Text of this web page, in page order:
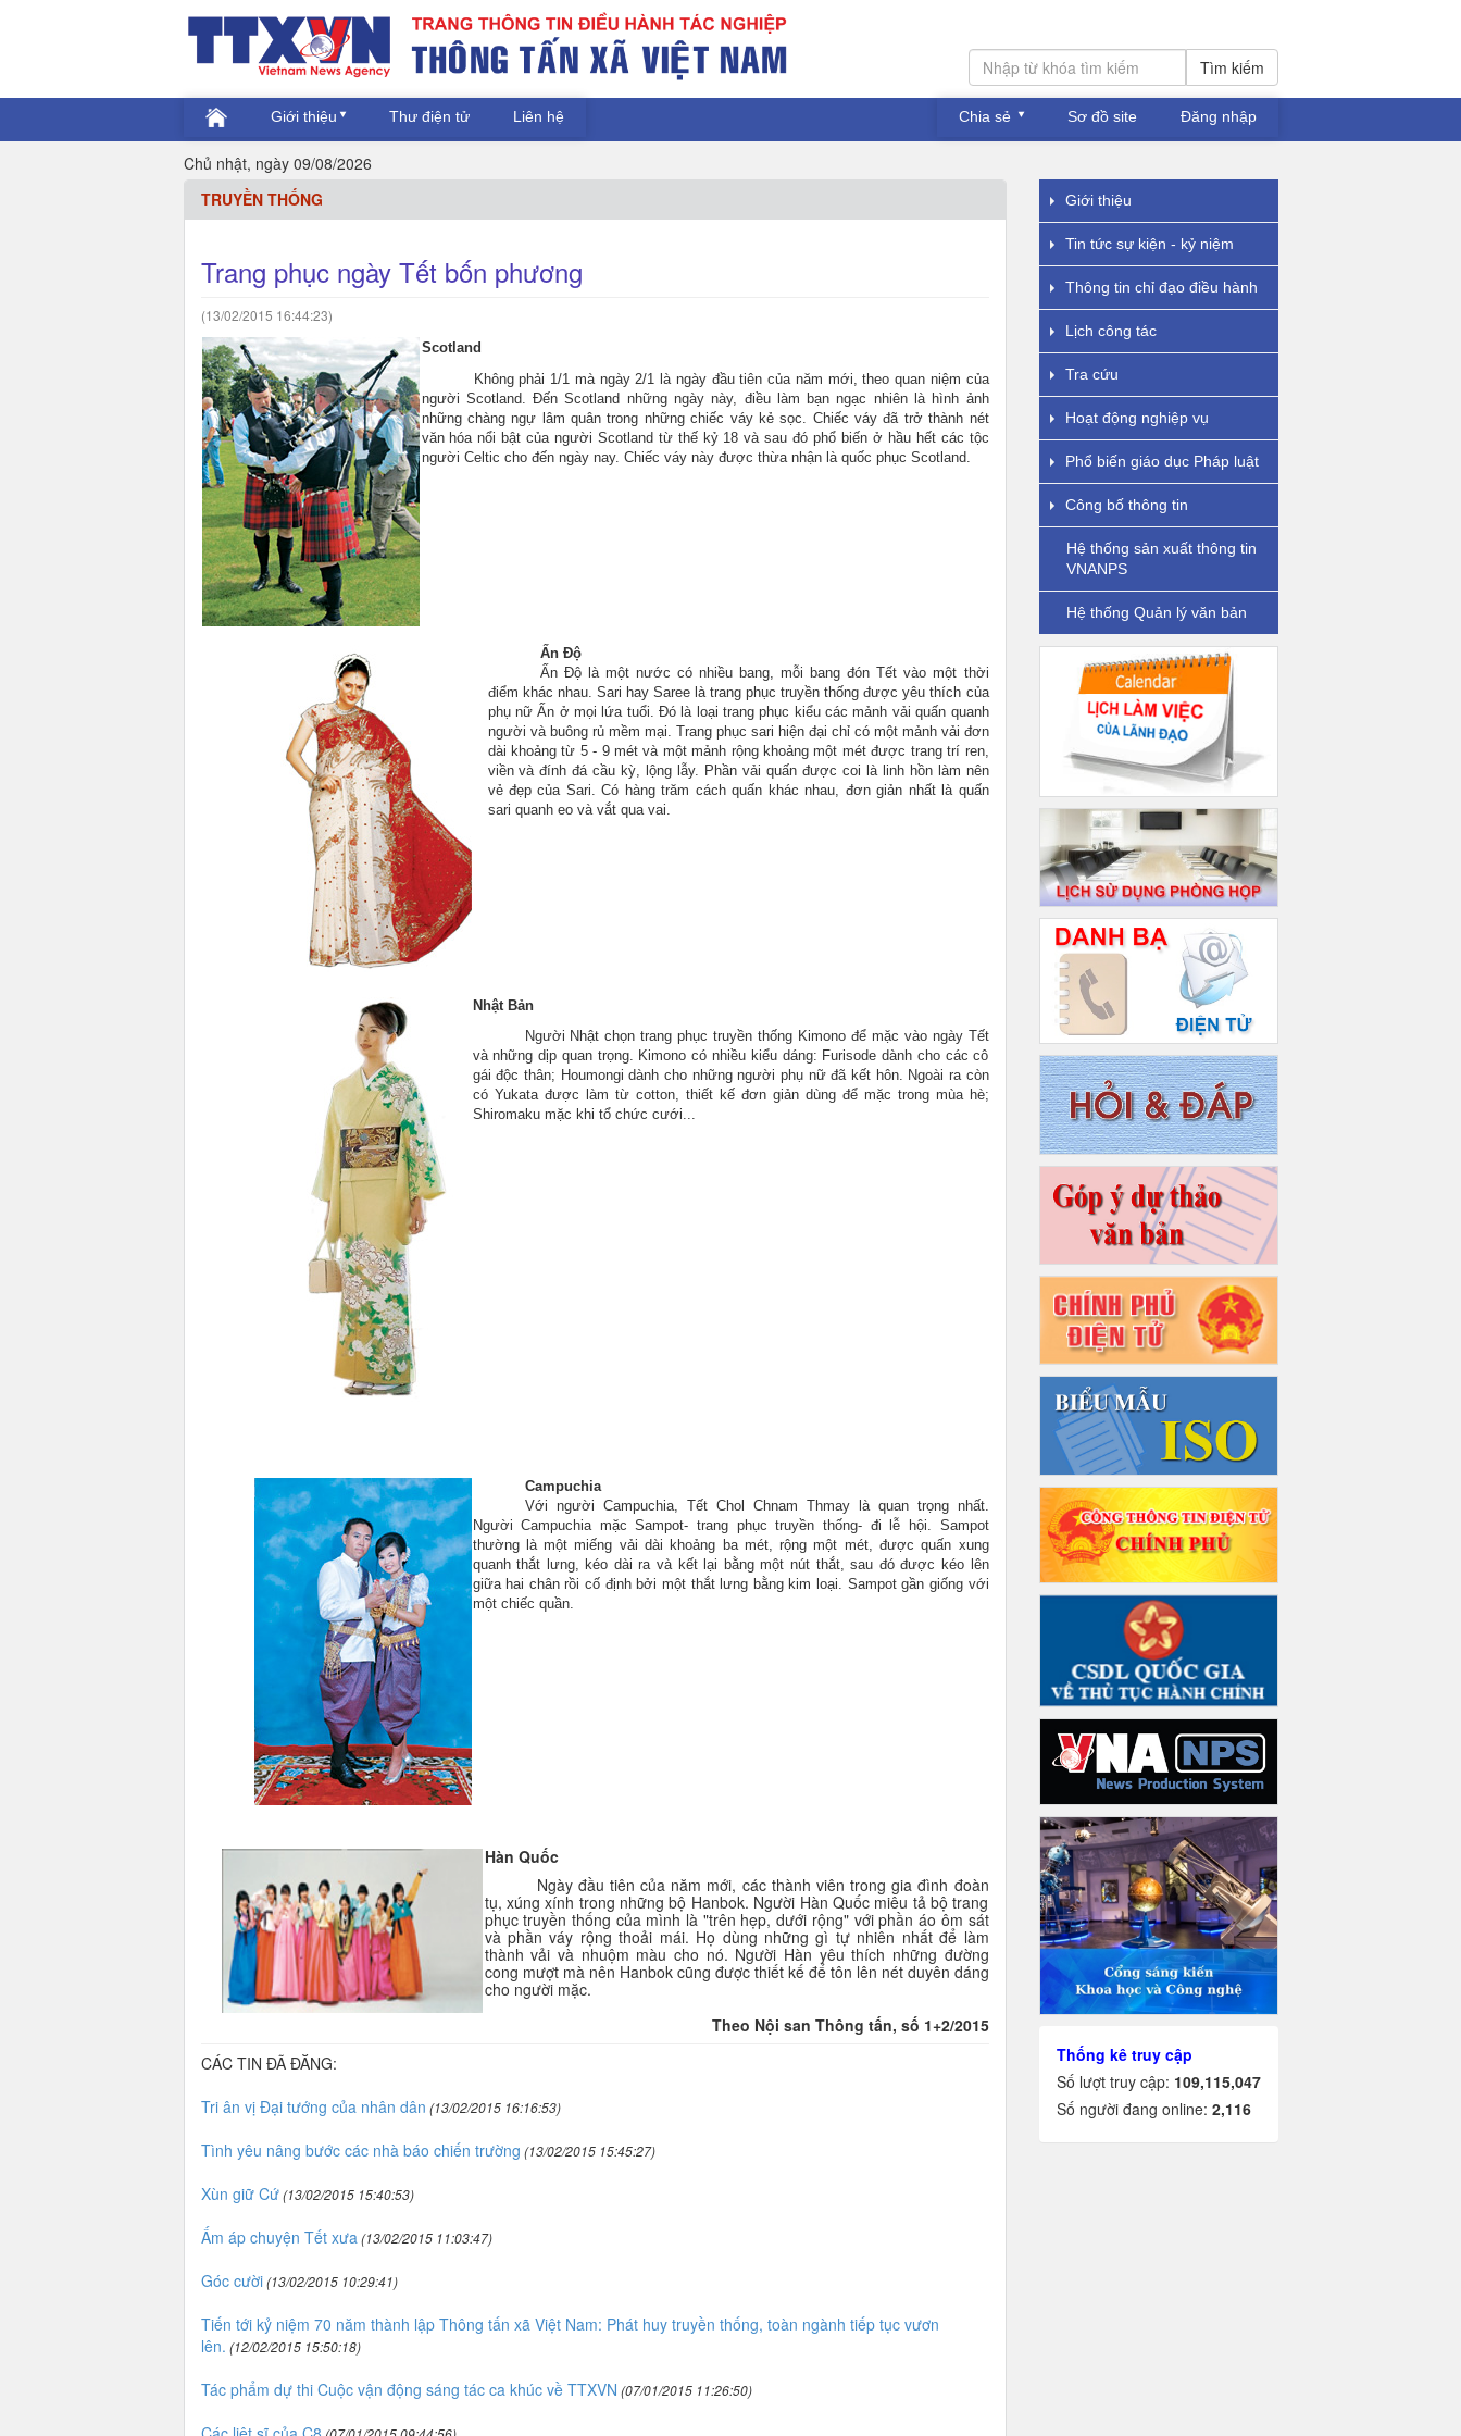
Tìm kiếm
Giới thiệu Thư điện tử Liên hệ Chia sẻ Sơ đồ site Đăng nhập
Chủ nhật, ngày 09/08/2026
TRUYỀN THỐNG
Trang phục ngày Tết bốn phương
(13/02/2015 16:44:23)
Scotland
Không phải 1/1 mà ngày 2/1 là ngày đầutiên của năm mới, theo quan niệm của
người Scotland.Đến Scotland những ngày này, điềulàm bạn ngạc nhiên là hình ảnh
những chàng ngự lâm quân trong những chiếc váy kẻ sọc. Chiếc váyđãtrở thành nét
văn hóa nổi bật của người Scotland từ thế kỷ 18 và sauđó phổ biến ở hầu hết các tộc
người Celtic cho đếnngày nay. Chiếc váy này được thừa nhận là quốc phục Scotland.
Ấn Độ
Ấn Độlà một nước có nhiều bang, mỗi bangđón Tết vào một thời
điểm khác nhau. Sari hay Saree là trang phục truyền thốngđược yêu thích của
phụ nữ Ấn ở mọi lứa tuổi. Đólà loại trang phục kiểu các mảnh vải quấn quanh
người và buông rủ mềm mại. Trang phục sari hiện đại chỉ có một mảnh vải đơn
dài khoảng từ 5 - 9 mét và một mảnh rộng khoảng một métđược trang trí ren,
viền vàđính đácầu kỳ, lộng lẫy. Phần vải quấn được coi là linh hồn làm nên
vẻ đẹpcủa Sari. Có hàng trăm cách quấn khác nhau, đơngiản nhất là quấn
sari quanh eo và vắt qua vai.
Nhật Bản
Người Nhật chọn trang phục truyền thống Kimono đểmặc vào ngày Tết
và những dịp quan trọng. Kimono có nhiều kiểu dáng: Furisode dành cho các cô
gáiđộc thân; Houmongi dành cho những người phụ nữđãkết hôn. Ngoài ra còn
có Yukata được làm từ cotton, thiết kế đơngiản dùng đểmặc trong mùa hè;
Shiromaku mặc khi tổ chức cưới...
Campuchia
Với người Campuchia, Tết Chol Chnam Thmay là quan trọng nhất.
Người Campuchia mặc Sampot- trang phục truyền thống- đi lễ hội. Sampot
thường là một miếng vải dài khoảng ba mét, rộng một mét, được quấn xung
quanh thắt lưng, kéo dài ra và kết lại bằng một nút thắt, sau đó được kéo lên
giữa hai chân rồi cố địnhbởi một thắt lưng bằng kim loại. Sampot gần giống với
một chiếc quần.
Hàn Quốc
Ngày đầu tiên của năm mới, các thành viên trong giađình đoàn
tụ, xúng xính trong những bộ Hanbok. Người Hàn Quốc miêu tả bộ trang
phục truyền thống của mình là "trên hẹp, dưới rộng" với phầnáo ôm sát
và phần váy rộng thoải mái. Họ dùng những gì tự nhiên nhấtđể làm
thành vải và nhuộm màu cho nó. Người Hàn yêu thích những đường
cong mượt mà nên Hanbok cũng đượcthiết kế đểtôn lên nét duyên dáng
cho người mặc.
Theo Nội san Thông tấn, số 1+2/2015
CÁC TIN ĐÃ ĐĂNG:
Tri ân vị Đại tướng của nhân dân (13/02/2015 16:16:53)
Tình yêu nâng bước các nhà báo chiến trường (13/02/2015 15:45:27)
Xùn giữ Cứ(13/02/2015 15:40:53)
Ấm áp chuyện Tết xưa (13/02/2015 11:03:47)
Góc cười(13/02/2015 10:29:41)
Tiến tới kỷ niệm 70 năm thành lập Thông tấn xã Việt Nam: Phát huy truyền thống, toàn ngành tiếp tục vươn
lên. (12/02/2015 15:50:18)
Tác phẩm dự thi Cuộc vận động sáng tác ca khúc về TTXVN (07/01/2015 11:26:50)
Giới thiệu
Tin tức sự kiện - kỷ niệm
Thông tin chỉ đạo điều hành
Lịch công tác
Tra cứu
Hoạt động nghiệp vụ
Phổ biến giáo dục Pháp luật
Công bố thông tin
Hệ thống sản xuất thông tin
VNANPS
Hệ thống Quản lý văn bản
Thống kê truy cập
Số lượt truy cập: 109,115,047
Số người đang online: 2,116